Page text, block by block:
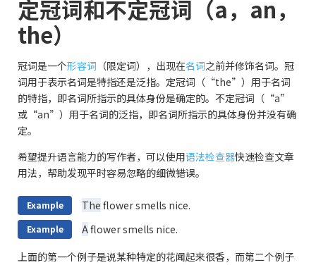
定冠词和不定冠词（a，an，
the）
冠词是一个形容词 （限定词），出现在名词之前并修饰名词。冠
词用于表示名词是特指还是泛指。定冠词（“the”）用于名词
的特指，即名词所指示的具体身份是确定的。不定冠词（“a”
或“an”）用于名词的泛指，即名词所指示的具体身份并没有确
定。
希望提升语言能力的写作者，可以使用语法检查器快速检查文章
用法，帮助发现平时容易忽略的细微错误。
Example The flower smells nice.
Example Aflower smells nice.
上面的第一个例子是说某种特定的花闻起来很香，而第二个例子